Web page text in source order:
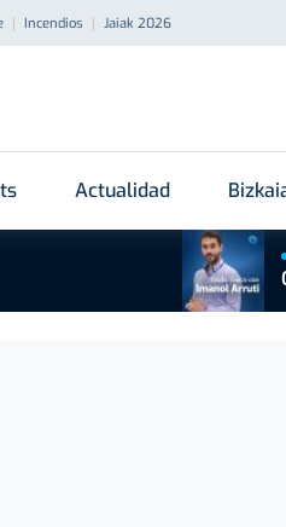
Incendios Jaiak 2026
Actualidad